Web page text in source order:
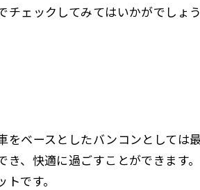
ェックしてみてはいかがでしょう
をベースとしたバンコンとしては
き、快適に過ごすことができます
です。